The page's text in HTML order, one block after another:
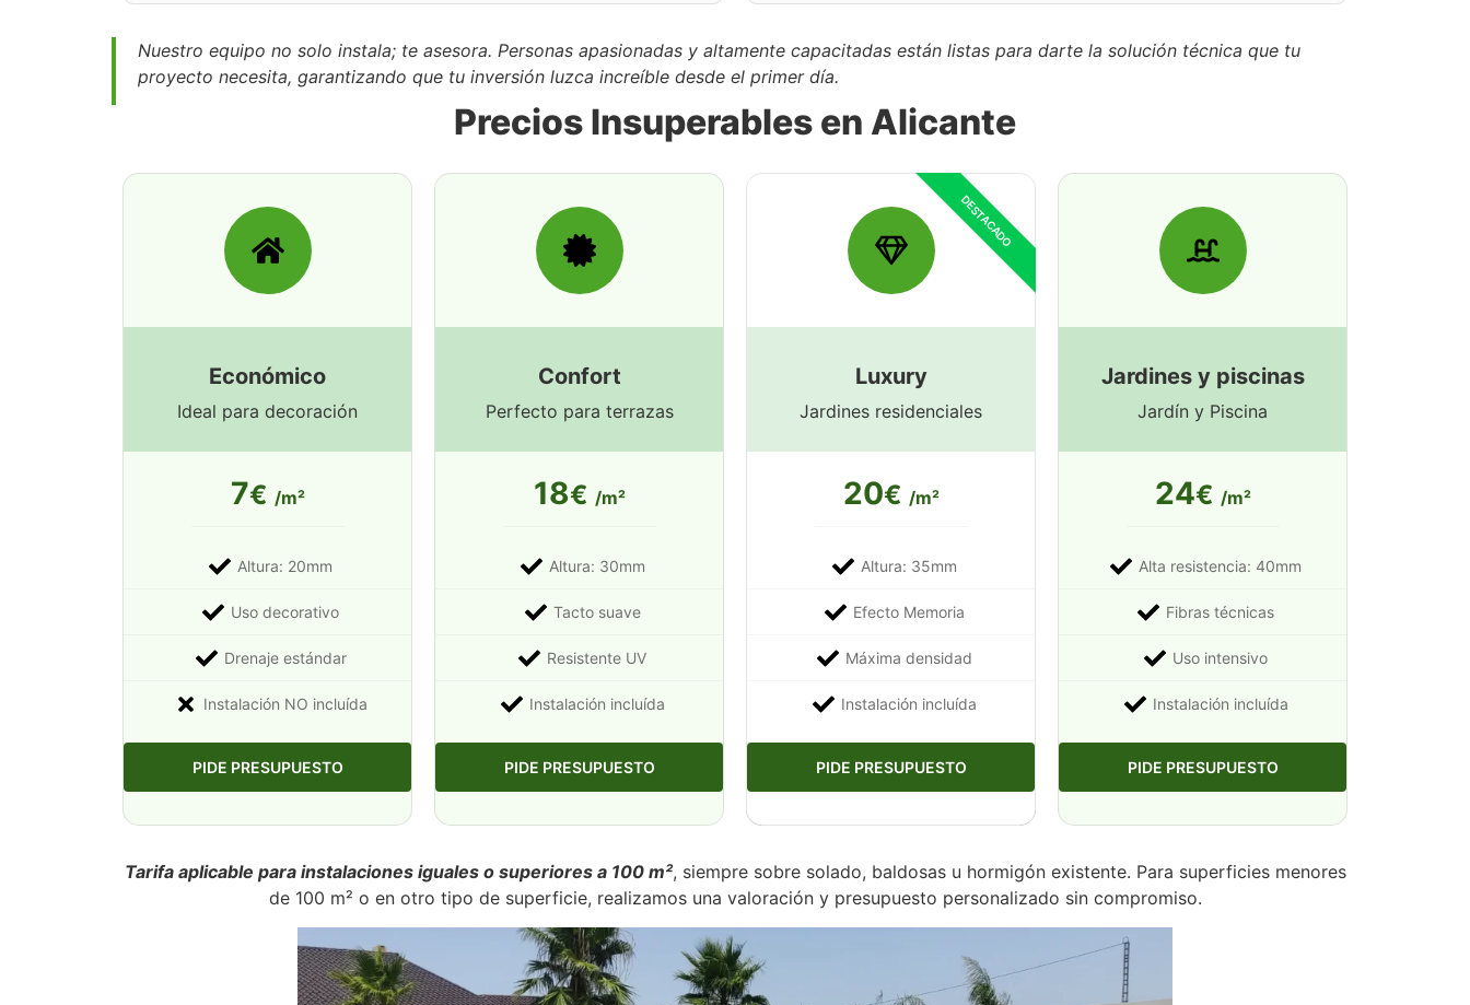
Nuestro equipo no solo instala; te asesora. Personas apasionadas y altamente capacitadas están listas para darte la solución técnica que tu
proyecto necesita, garantizando que tu inversión luzca increíble desde el primer día.
Precios Insuperables en Alicante
Económico
Ideal para decoración
7€ /m²
Altura: 20mm
Uso decorativo
Drenaje estándar
Instalación NO incluída
PIDE PRESUPUESTO
Confort
Perfecto para terrazas
18€ /m²
Altura: 30mm
Tacto suave
Resistente UV
Instalación incluída
PIDE PRESUPUESTO
Luxury
Jardines residenciales
20€ /m²
Altura: 35mm
Efecto Memoria
Máxima densidad
Instalación incluída
PIDE PRESUPUESTO
Jardines y piscinas
Jardín y Piscina
24€ /m²
Alta resistencia: 40mm
Fibras técnicas
Uso intensivo
Instalación incluída
PIDE PRESUPUESTO
Tarifa aplicable para instalaciones iguales o superiores a 100 m², siempre sobre solado, baldosas u hormigón existente. Para superficies menores
de 100 m² o en otro tipo de superficie, realizamos una valoración y presupuesto personalizado sin compromiso.